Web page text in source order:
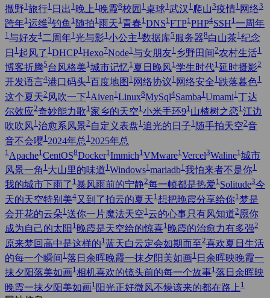
撒野1 旅行1 日出 1 晚上 1 晚霞8校园 1 桌球1 武汉 1 爬山3疫情1 网络3
跨年1 运维3钓鱼 1 随拍1 雨天1 青春1 DNS1 FTP1 PHP4SSH1 一周年
1 与好友4二周年1 光与影1 小公主1 数据库5 服务器8白山茶1 纪念
日 1 起风了 1 DHCP1 Hexo7Node1 与女朋友1 乡野田间 2农村生活1
博客折腾5台风格美1 城市记忆1 夏日晚风1 学生时代1 延时摄影2
开发语言4港口码头1 百度地图 1 网络协议1 网络安全1 跌落暮色1
这个夏天2 风吹一下1 Aiven1 Linux8MySql4Samba1 Umami1 丁达
尔效应2奇妙能力歌1 家乡的天空1 小米手环91 山楂树之恋1 江边
吹吹风1 治愈系风景2 自定义表盘1 追光的日子1 随手拍天空2音
音不会嘤1 2024年总 1 2025年总
1 Apache1 CentOS8Docker1 Immich1 VMware1 Vercel3Waline1 城市
风景一角 1 大山里的味道1 Windows1 mariadb1 我怕来者不是你1
我的城市下雨了 1暴风雨前的宁静2每一帧都是热爱1Solitude3今
天的天空特别美4又到了拍云的夏天1 想把晚霞分享给你1 梦是
会开花的云朵1 送你一片魔法天空1 云的心事只有风知道2愿你
成为自己的太阳 1晚霞是天空给的惊喜1晚霞的治愈力有多强2
原来梦回高中是这样的1 蓝天白云定会如期而至2喜欢夏日生活
的每一个瞬间 1 落日余晖晚霞一抹夕阳美如画1 日余晖映晚霞一
抹夕阳落美如画1相机喜欢的镜头前的每一个故事1落日余晖映
晚霞一抹夕阳美如画1 阳光正好微风不燥该来的都在路上 1